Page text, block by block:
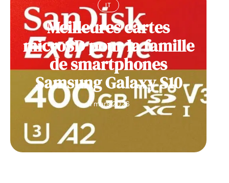
IT
Meilleures cartes
microSD pour la famille
de smartphones
Samsung Galaxy S10
11 mars 2026